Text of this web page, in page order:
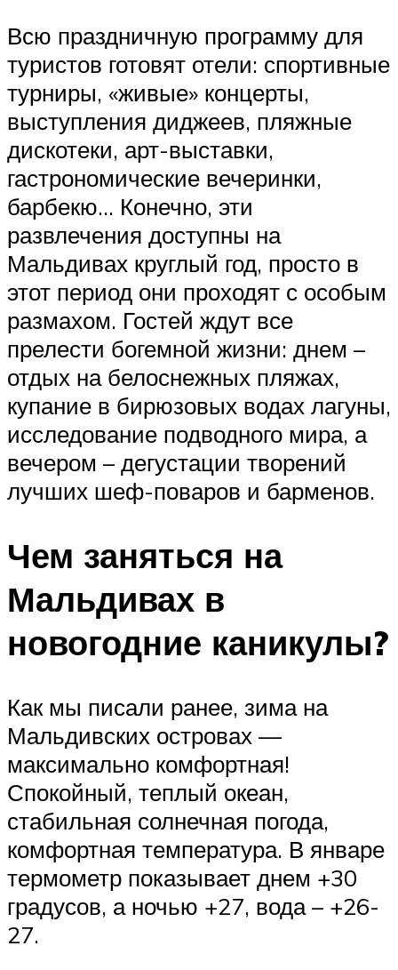
Всю праздничную программу для
туристов готовят отели: спортивные
турниры, «живые» концерты,
выступления диджеев, пляжные
дискотеки, арт-выставки,
гастрономические вечеринки,
барбекю… Конечно, эти
развлечения доступны на
Мальдивах круглый год, просто в
этот период они проходят с особым
размахом. Гостей ждут все
прелести богемной жизни: днем –
отдых на белоснежных пляжах,
купание в бирюзовых водах лагуны,
исследование подводного мира, а
вечером – дегустации творений
лучших шеф-поваров и барменов.
Чем заняться на
Мальдивах в
новогодние каникулы?
Как мы писали ранее, зима на
Мальдивских островах —
максимально комфортная!
Спокойный, теплый океан,
стабильная солнечная погода,
комфортная температура. В январе
термометр показывает днем +30
градусов, а ночью +27, вода – +26-
27.